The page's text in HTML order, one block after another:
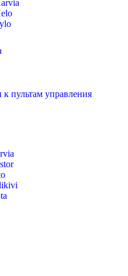
к пультам управления